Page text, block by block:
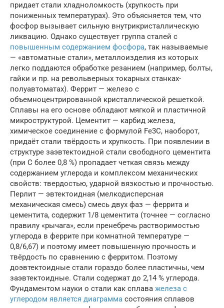
придает стали хладноломкость (хрупкость при
пониженных температурах). Это объясняется тем, что
фосфор вызывает сильную внутрикристаллическую
ликвацию. Однако существует группа сталей с
повышенным содержанием фосфора, так называемые
— «автоматные стали», металлоизделия из которых
легко поддаются обработке резанием (например, болты,
гайки и пр. на револьверных токарных станках-
полуавтоматах). Феррит — железо с
объемноцентрированной кристаллической решеткой.
Сплавы на его основе обладают мягкой и пластичной
микроструктурой. Цементит — карбид железа,
химическое соединение с формулой Fe3C, наоборот,
придаёт стали твёрдость и хрупкость. При появлении в
структуре заэвтектоидной стали свободного цементита
(при С более 0,8 %) пропадает четкая связь между
содержанием углерода и комплексом механических
свойств: твердостью, ударной вязкостью и прочностью.
Перлит — эвтектоидная (мелкодисперсная
механическая смесь) смесь двух фаз — феррита и
цементита, содержит 1/8 цементита (точнее — согласно
правилу «рычага», если пренебречь растворимостью
углерода в феррите при комнатной температуре —
0,8/6,67) и поэтому имеет повышенную прочность и
твёрдость по сравнению с ферритом. Поэтому
доэвтектоидные стали гораздо более пластичны, чем
заэвтектоидные. Стали содержат до 2,14 % углерода.
Фундаментом науки о стали как сплава железа с
углеродом является диаграмма состояния сплавов